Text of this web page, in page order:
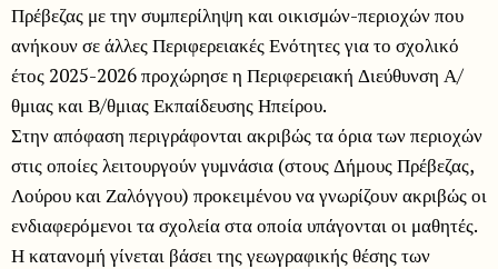
Πρέβεζας με την συμπερίληψη και οικισμών-περιοχών που
ανήκουν σε άλλες Περιφερειακές Ενότητες για το σχολικό
έτος 2025-2026 προχώρησε η Περιφερειακή Διεύθυνση Α/
θμιας και Β/θμιας Εκπαίδευσης Ηπείρου.
Στην απόφαση περιγράφονται ακριβώς τα όρια των περιοχών
στις οποίες λειτουργούν γυμνάσια (στους Δήμους Πρέβεζας,
Λούρου και Ζαλόγγου) προκειμένου να γνωρίζουν ακριβώς οι
ενδιαφερόμενοι τα σχολεία στα οποία υπάγονται οι μαθητές.
Η κατανομή γίνεται βάσει της γεωγραφικής θέσης των